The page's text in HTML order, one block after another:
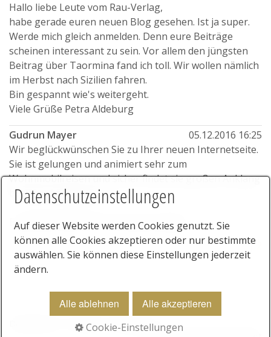
Hallo liebe Leute vom Rau-Verlag,
habe gerade euren neuen Blog gesehen. Ist ja super.
Werde mich gleich anmelden. Denn eure Beiträge
scheinen interessant zu sein. Vor allem den jüngsten
Beitrag über Taormina fand ich toll. Wir wollen nämlich
im Herbst nach Sizilien fahren.
Bin gespannt wie's weitergeht.
Viele Grüße Petra Aldeburg
Gudrun Mayer
05.12.2016 16:25
Wir beglückwünschen Sie zu Ihrer neuen Internetseite.
Sie ist gelungen und animiert sehr zum
Wohnmobilreisen und sicher findet sie großen Anklang
bei Ihrer Leserschaft.
Es grüßt herzlich Ihr Fan Gudrun Mayer
1|
Kontakt
Impressum
Datenschutzeinstellungen
Auf dieser Website werden Cookies genutzt. Sie
können alle Cookies akzeptieren oder nur bestimmte
auswählen. Sie können diese Einstellungen jederzeit
ändern.
Alle ablehnen Alle akzeptieren
Cookie-Einstellungen